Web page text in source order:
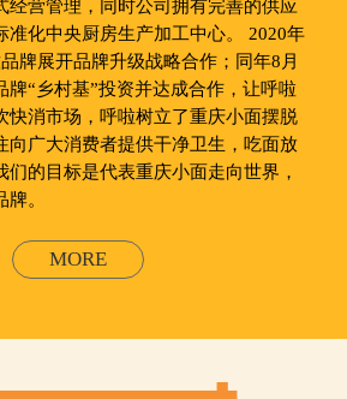
经营管理，同时公司拥有完善的供应
准化中央厨房生产加工中心。 2020年
牌展开品牌升级战略合作；同年8月
牌“乡村基”投资并达成合作，让呼啦
快消市场，呼啦树立了重庆小面摆脱
向广大消费者提供干净卫生，吃面放
们的目标是代表重庆小面走向世界，
。
MORE